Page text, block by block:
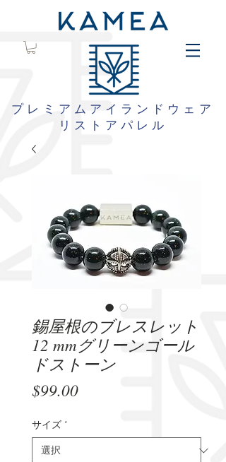
プレミアムアイランドウェア
リストアパレル
錫屋根のブレスレット
12 mmグリーンゴール
ドストーン
$99.00価
サイズ *